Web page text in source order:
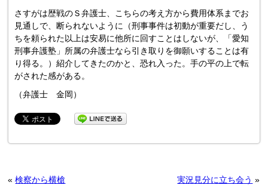
さすがは歴戦のＳ弁護士、こちらの考え方から費用体系までお
見通しで、断られないように（刑事事件は初動が重要だし、う
ちを頼られた以上は安易に他所に回すことはしないが、「愛知
刑事弁護塾」所属の弁護士なら引き取りを御願いすることは有
り得る。）紹介してきたのかと、恐れ入った。手の平の上で転
がされた感がある。
（弁護士 金岡）
«検察から横槍 実況見分に立ち会う »